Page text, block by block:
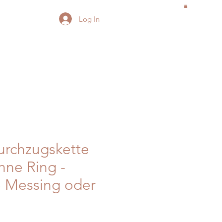
Log In
Ring -
Messing oder